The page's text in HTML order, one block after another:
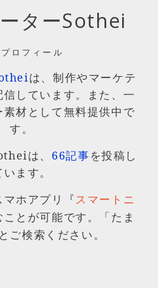
ターSothei
ロフィール
は、制作やマーケテ
信しています。また、一
材として無料提供中で
す。
は、 66記事を投稿し
います。
ホアプリ『 スマートニ
ことが可能です。「たま
ご検索ください。